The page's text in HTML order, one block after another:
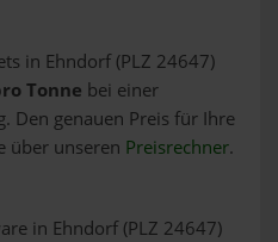
in Ehndorf (PLZ 24647)
Tonne bei einer
Den genauen Preis für Ihre
über unseren Preisrechner.
in Ehndorf (PLZ 24647)